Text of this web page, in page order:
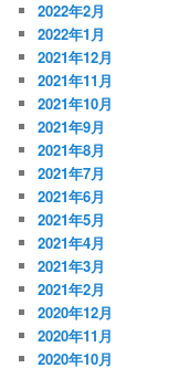
2022年2月
2022年1月
2021年12月
2021年11月
2021年10月
2021年9月
2021年8月
2021年7月
2021年6月
2021年5月
2021年4月
2021年3月
2021年2月
2020年12月
2020年11月
2020年10月